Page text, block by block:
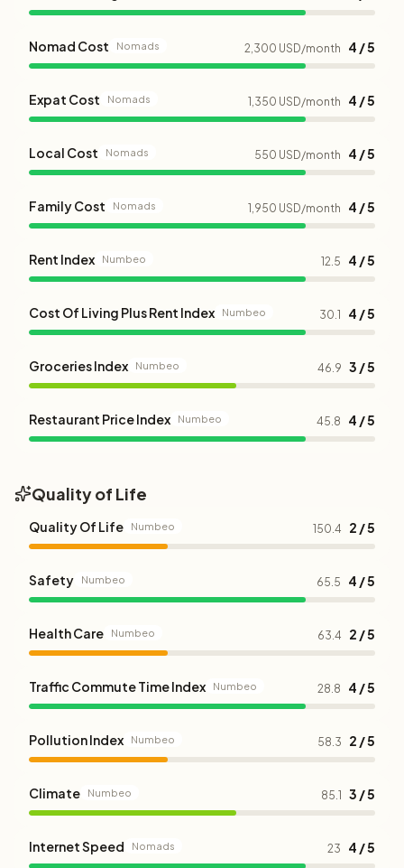
Nomad Cost Nomads 2,300 USD/month 4 / 5
Expat Cost Nomads 1,350 USD/month 4 / 5
Local Cost Nomads 550 USD/month 4 / 5
Family Cost Nomads 1,950 USD/month 4 / 5
Rent Index Numbeo 12.5 4 / 5
Cost Of Living Plus Rent Index Numbeo 30.1 4 / 5
Groceries Index Numbeo 46.9 3 / 5
Restaurant Price Index Numbeo 45.8 4 / 5
Quality of Life
Quality Of Life Numbeo 150.4 2 / 5
Safety Numbeo 65.5 4 / 5
Health Care Numbeo 63.4 2 / 5
Traffic Commute Time Index Numbeo 28.8 4 / 5
Pollution Index Numbeo 58.3 2 / 5
Climate Numbeo 85.1 3 / 5
Internet Speed Nomads 23 4 / 5